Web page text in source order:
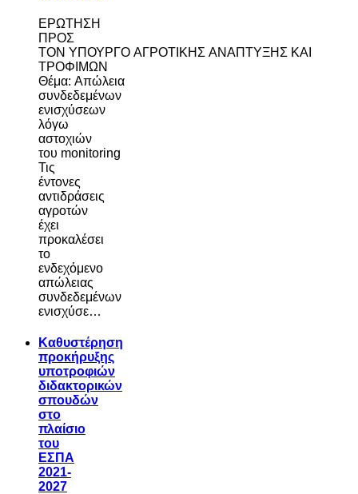
ΕΡΩΤΗΣΗ
ΠΡΟΣ
ΤΟΝ ΥΠΟΥΡΓΟ ΑΓΡΟΤΙΚΗΣ ΑΝΑΠΤΥΞΗΣ ΚΑΙ
ΤΡΟΦΙΜΩΝ
Θέμα: Απώλεια
συνδεδεμένων
ενισχύσεων
λόγω
αστοχιών
του monitoring
Τις
έντονες
αντιδράσεις
αγροτών
έχει
προκαλέσει
το
ενδεχόμενο
απώλειας
συνδεδεμένων
ενισχύσε…
Καθυστέρηση
προκήρυξης
υποτροφιών
διδακτορικών
σπουδών
στο
πλαίσιο
του
ΕΣΠΑ
2021-
2027